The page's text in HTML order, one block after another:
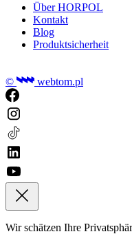
Über HORPOL
Kontakt
Blog
Produktsicherheit
© webtom.pl
Wir schätzen Ihre